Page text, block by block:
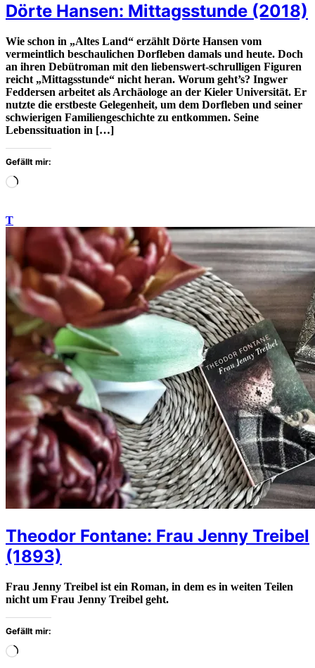
Dörte Hansen: Mittagsstunde (2018)
Wie schon in „Altes Land“ erzählt Dörte Hansen vom
vermeintlich beschaulichen Dorfleben damals und heute. Doch
an ihren Debütroman mit den liebenswert-schrulligen Figuren
reicht „Mittagsstunde“ nicht heran. Worum geht’s? Ingwer
Feddersen arbeitet als Archäologe an der Kieler Universität. Er
nutzte die erstbeste Gelegenheit, um dem Dorfleben und seiner
schwierigen Familiengeschichte zu entkommen. Seine
Lebenssituation in […]
Gefällt mir:
Wird
T
Theodor Fontane: Frau Jenny Treibel
(1893)
Frau Jenny Treibel ist ein Roman, in dem es in weiten Teilen
nicht um Frau Jenny Treibel geht.
Gefällt mir:
Wird